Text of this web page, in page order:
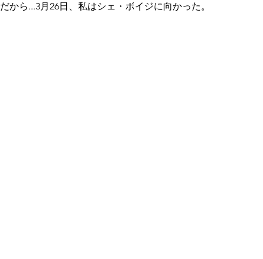
だから...3月26日、私はシェ・ボイジに向かった。